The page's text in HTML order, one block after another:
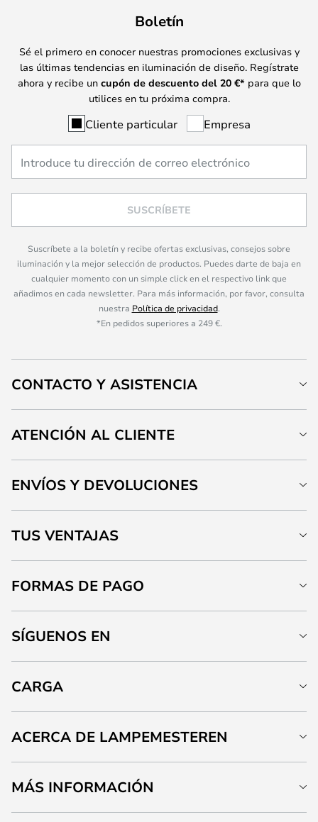
Boletín
Sé el primero en conocer nuestras promociones exclusivas y
las últimas tendencias en iluminación de diseño. Regístrate
ahora y recibe un cupón de descuento del 20 €* para que lo
utilices en tu próxima compra.
Cliente particular Empresa
SUSCRÍBETE
Suscríbete a la boletín y recibe ofertas exclusivas, consejos sobre
iluminación y la mejor selección de productos. Puedes darte de baja en
cualquier momento con un simple click en el respectivo link que
añadimos en cada newsletter. Para más información, por favor, consulta
nuestra Política de privacidad.
*En pedidos superiores a 249 €.
CONTACTO Y ASISTENCIA
ATENCIÓN AL CLIENTE
ENVÍOS Y DEVOLUCIONES
TUS VENTAJAS
FORMAS DE PAGO
SÍGUENOS EN
CARGA
ACERCA DE LAMPEMESTEREN
MÁS INFORMACIÓN